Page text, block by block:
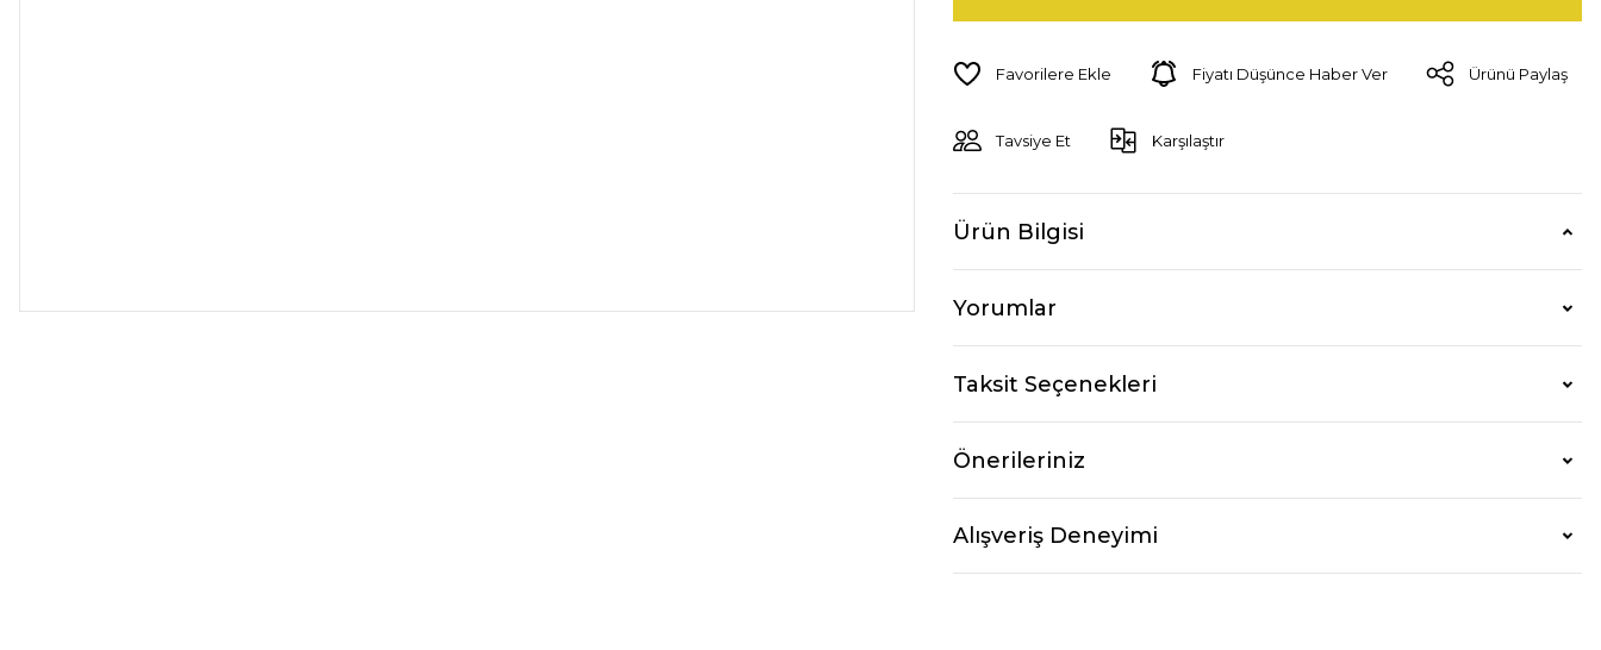
Fiyatı Düşünce Haber Ver Ürünü Paylaş
Tavsiye Et Karşılaştır
Ürün Bilgisi
Yorumlar
Taksit Seçenekleri
Önerileriniz
Alışveriş Deneyimi